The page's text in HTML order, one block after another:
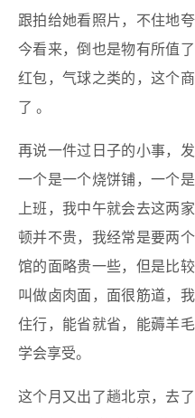
跟拍给她看照片，不住地
今看来，倒也是物有所值
红包，气球之类的，这个
了 。
再说一件过日子的小事，
一个是一个烧饼铺，一个
上班，我中午就会去这两
顿并不贵，我经常是要两
馆的面略贵一些，但是比
叫做卤肉面，面很筋道，
住行，能省就省，能薅羊
学会享受。
这个月又出了趟北京，去